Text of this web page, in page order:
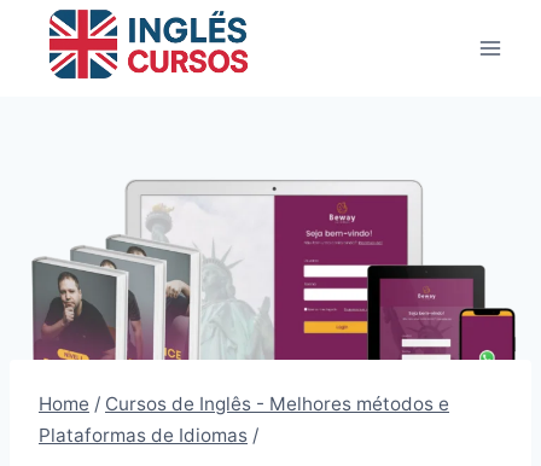
Home / Cursos de Inglês - Melhores métodos e
Plataformas de Idiomas /